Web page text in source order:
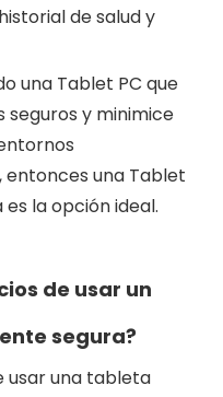
de salud y
una Tablet PC que
seguros y minimice
una Tablet
la opción ideal.
de usar un
segura?
usar una tableta